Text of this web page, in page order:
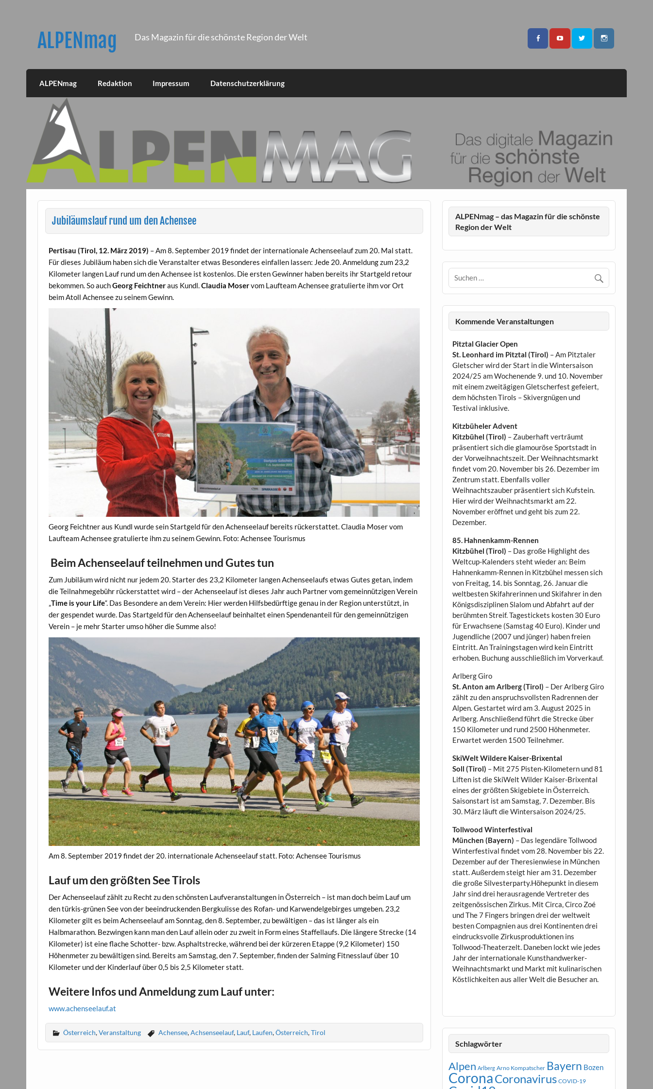
ALPENmag Das Magazin für die schönste Region der Welt
ALPENmag Redaktion Impressum Datenschutzerklärung
Jubiläumslauf rund um den Achensee
Pertisau (Tirol, 12. März 2019) – Am 8. September 2019 findet der internationale Achenseelauf zum 20. Mal statt.
Für dieses Jubiläum haben sich die Veranstalter etwas Besonderes einfallen lassen: Jede 20. Anmeldung zum 23,2
Kilometer langen Lauf rund um den Achensee ist kostenlos. Die ersten Gewinner haben bereits ihr Startgeld retour
bekommen. So auchGeorg Feichtneraus Kundl.Claudia Moservom Laufteam Achensee gratulierte ihm vor Ort
beim Atoll Achensee zu seinem Gewinn.
Georg Feichtner aus Kundl wurde sein Startgeld für den Achenseelauf bereits rückerstattet. Claudia Moser vom
Laufteam Achensee gratulierte ihm zu seinem Gewinn. Foto: Achensee Tourismus
Beim Achenseelauf teilnehmen und Gutes tun
Zum Jubiläum wird nicht nur jedem 20. Starter des 23,2 Kilometer langen Achenseelaufs etwas Gutes getan, indem
die Teilnahmegebühr rückerstattet wird – der Achenseelauf ist dieses Jahr auch Partner vom gemeinnützigen Verein
„Time is your Life“. Das Besondere an dem Verein: Hier werden Hilfsbedürftige genau in der Region unterstützt, in
der gespendet wurde. Das Startgeld für den Achenseelauf beinhaltet einen Spendenanteil für den gemeinnützigen
Verein – je mehr Starter umso höher die Summe also!
Am 8. September 2019 findet der 20. internationale Achenseelauf statt. Foto: Achensee Tourismus
Lauf um den größten See Tirols
Der Achenseelauf zählt zu Recht zu den schönsten Laufveranstaltungen in Österreich – ist man doch beim Lauf um
den türkis-grünen See von der beeindruckenden Bergkulisse des Rofan- und Karwendelgebirges umgeben. 23,2
Kilometer gilt es beim Achenseelauf am Sonntag, den 8. September, zu bewältigen – das ist länger als ein
Halbmarathon. Bezwingen kann man den Lauf allein oder zu zweit in Form eines Staffellaufs. Die längere Strecke (14
Kilometer) ist eine flache Schotter- bzw. Asphaltstrecke, während bei der kürzeren Etappe (9,2 Kilometer) 150
Höhenmeter zu bewältigen sind. Bereits am Samstag, den 7. September, finden der Salming Fitnesslauf über 10
Kilometer und der Kinderlauf über 0,5 bis 2,5 Kilometer statt.
Weitere Infos und Anmeldung zum Lauf unter:
www.achenseelauf.at
Österreich,Veranstaltung Achensee,Achsenseelauf, Lauf, Laufen,Österreich,Tirol
ALPENmag – das Magazin für die schönste
Region der Welt
Kommende Veranstaltungen
Pitztal Glacier Open
St. Leonhard im Pitztal (Tirol) – Am Pitztaler
Gletscher wird der Start in die Wintersaison
2024/25 am Wochenende 9. und 10. November
mit einem zweitägigen Gletscherfest gefeiert,
dem höchsten Tirols – Skivergnügen und
Testival inklusive.
Kitzbüheler Advent
Kitzbühel (Tirol) – Zauberhaft verträumt
präsentiert sich die glamouröse Sportstadt in
der Vorweihnachtszeit. Der Weihnachtsmarkt
findet vom 20. November bis 26. Dezember im
Zentrum statt. Ebenfalls voller
Weihnachtszauber präsentiert sich Kufstein.
Hier wird der Weihnachtsmarkt am 22.
November eröffnet und geht bis zum 22.
Dezember.
85. Hahnenkamm-Rennen
Kitzbühel (Tirol) – Das große Highlight des
Weltcup-Kalenders steht wieder an: Beim
Hahnenkamm-Rennen in Kitzbühel messen sich
von Freitag, 14. bis Sonntag, 26. Januar die
weltbesten Skifahrerinnen und Skifahrer in den
Königsdisziplinen Slalom und Abfahrt auf der
berühmten Streif. Tagestickets kosten 30 Euro
für Erwachsene (Samstag 40 Euro). Kinder und
Jugendliche (2007 und jünger) haben freien
Eintritt. An Trainingstagen wird kein Eintritt
erhoben. Buchung ausschließlich im Vorverkauf.
Arlberg Giro
St. Anton am Arlberg (Tirol) – Der Arlberg Giro
zählt zu den anspruchsvollsten Radrennen der
Alpen. Gestartet wird am 3. August 2025 in
Arlberg. Anschließend führt die Strecke über
150 Kilometer und rund 2500 Höhenmeter.
Erwartet werden 1500 Teilnehmer.
SkiWelt Wildere Kaiser-Brixental
Soll (Tirol) – Mit 275 Pisten-Kilometern und 81
Liften ist die SkiWelt Wilder Kaiser-Brixental
eines der größten Skigebiete in Österreich.
Saisonstart ist am Samstag, 7. Dezember. Bis
30. März läuft die Wintersaison 2024/25.
Tollwood Winterfestival
München (Bayern) – Das legendäre Tollwood
Winterfestival findet vom 28. November bis 22.
Dezember auf der Theresienwiese in München
statt. Außerdem steigt hier am 31. Dezember
die große Silvesterparty.Höhepunkt in diesem
Jahr sind drei herausragende Vertreter des
zeitgenössischen Zirkus. Mit Circa, Circo Zoé
und The 7 Fingers bringen drei der weltweit
besten Compagnien aus drei Kontinenten drei
eindrucksvolle Zirkusproduktionen ins
Tollwood-Theaterzelt. Daneben lockt wie jedes
Jahr der internationale Kunsthandwerker-
Weihnachtsmarkt und Markt mit kulinarischen
Köstlichkeiten aus aller Welt die Besucher an.
Schlagwörter
Alpen Arlberg Arno Kompatscher Bayern Bozen
CoronaCoronavirus COVID-19